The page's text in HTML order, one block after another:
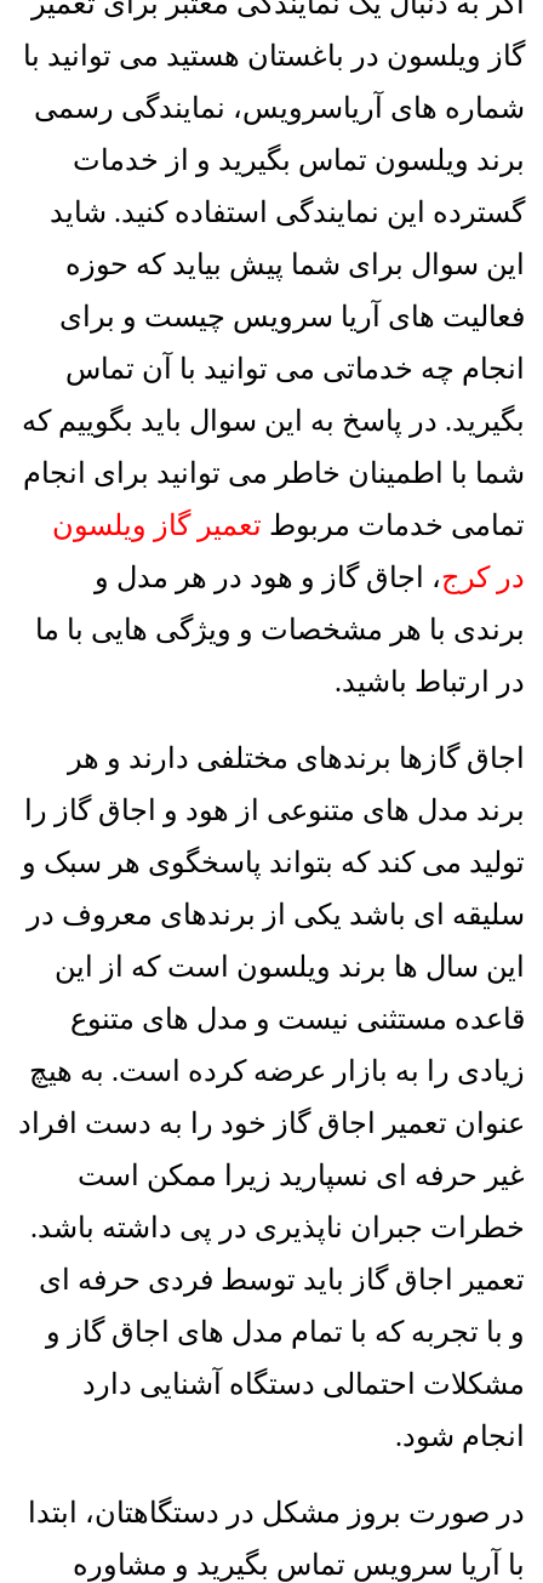
گاز ویلسون در باغستان هستید می توانید با
شماره های آریاسرویس، نمایندگی رسمی
برند ویلسون تماس بگیرید و از خدمات
گسترده این نمایندگی استفاده کنید. شاید
این سوال برای شما پیش بیاید که حوزه
فعالیت های آریا سرویس چیست و برای
انجام چه خدماتی می توانید با آن تماس
بگیرید. در پاسخ به این سوال باید بگوییم که
شما با اطمینان خاطر می توانید برای انجام
تمامی خدمات مربوط تعمیر گاز ویلسون
در کرج، اجاق گاز و هود در هر مدل و
برندی با هر مشخصات و ویژگی هایی با ما
در ارتباط باشید.
اجاق گازها برندهای مختلفی دارند و هر
برند مدل های متنوعی از هود و اجاق گاز را
تولید می کند که بتواند پاسخگوی هر سبک و
سلیقه ای باشد یکی از برندهای معروف در
این سال ها برند ویلسون است که از این
قاعده مستثنی نیست و مدل های متنوع
زیادی را به بازار عرضه کرده است. به هیچ
عنوان تعمیر اجاق گاز خود را به دست افراد
غیر حرفه ای نسپارید زیرا ممکن است
خطرات جبران ناپذیری در پی داشته باشد.
تعمیر اجاق گاز باید توسط فردی حرفه ای
و با تجربه که با تمام مدل های اجاق گاز و
مشکلات احتمالی دستگاه آشنایی دارد
انجام شود.
در صورت بروز مشکل در دستگاهتان، ابتدا
با آریا سرویس تماس بگیرید و مشاوره